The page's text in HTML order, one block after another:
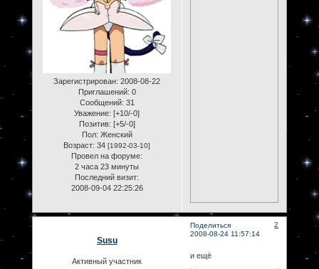
Зарегистрирован: 2008-08-22
Приглашений: 0
Сообщений: 31
Уважение: [+10/-0]
Позитив: [+5/-0]
Пол: Женский
Возраст: 34[1992-03-10]
Провел на форуме:
2 часа 23 минуты
Последний визит:
2008-09-04 22:25:26
Поделиться
2
2008-08-24 11:57:14
Susu
Активный участник
и ещё